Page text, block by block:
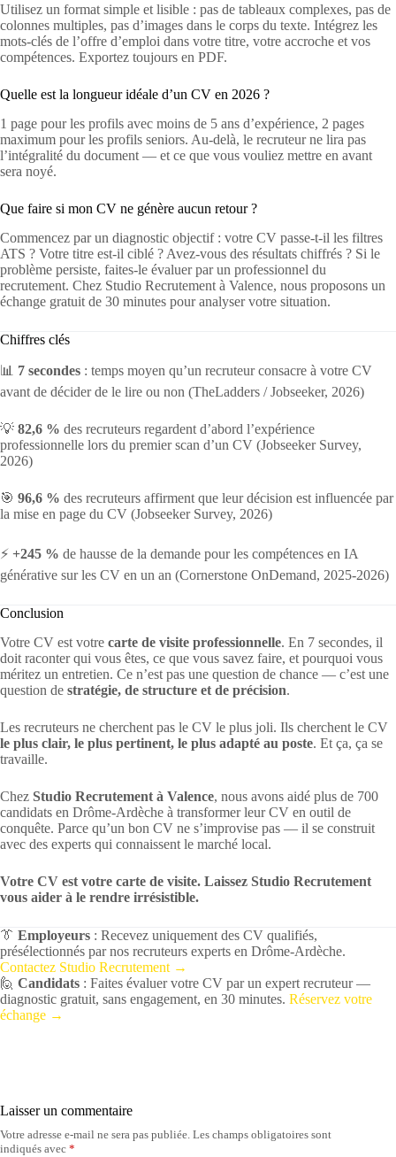
Utilisez un format simple et lisible : pas de tableaux complexes, pas de
colonnes multiples, pas d’images dans le corps du texte. Intégrez les
mots-clés de l’offre d’emploi dans votre titre, votre accroche et vos
compétences. Exportez toujours en PDF.
Quelle est la longueur idéale d’un CV en 2026 ?
1 page pour les profils avec moins de 5 ans d’expérience, 2 pages
maximum pour les profils seniors. Au-delà, le recruteur ne lira pas
l’intégralité du document — et ce que vous vouliez mettre en avant
sera noyé.
Que faire si mon CV ne génère aucun retour ?
Commencez par un diagnostic objectif : votre CV passe-t-il les filtres
ATS ? Votre titre est-il ciblé ? Avez-vous des résultats chiffrés ? Si le
problème persiste, faites-le évaluer par un professionnel du
recrutement. Chez Studio Recrutement à Valence, nous proposons un
échange gratuit de 30 minutes pour analyser votre situation.
Chiffres clés
📊 7 secondes : temps moyen qu’un recruteur consacre à votre CV
avant de décider de le lire ou non (TheLadders / Jobseeker, 2026)
💡 82,6 % des recruteurs regardent d’abord l’expérience
professionnelle lors du premier scan d’un CV (Jobseeker Survey,
2026)
🎯 96,6 % des recruteurs affirment que leur décision est influencée par
la mise en page du CV (Jobseeker Survey, 2026)
⚡ +245 % de hausse de la demande pour les compétences en IA
générative sur les CV en un an (Cornerstone OnDemand, 2025-2026)
Conclusion
Votre CV est votre carte de visite professionnelle. En 7 secondes, il
doit raconter qui vous êtes, ce que vous savez faire, et pourquoi vous
méritez un entretien. Ce n’est pas une question de chance — c’est une
question de stratégie, de structure et de précision.
Les recruteurs ne cherchent pas le CV le plus joli. Ils cherchent le CV
le plus clair, le plus pertinent, le plus adapté au poste. Et ça, ça se
travaille.
Chez Studio Recrutement à Valence, nous avons aidé plus de 700
candidats en Drôme-Ardèche à transformer leur CV en outil de
conquête. Parce qu’un bon CV ne s’improvise pas — il se construit
avec des experts qui connaissent le marché local.
Votre CV est votre carte de visite. Laissez Studio Recrutement
vous aider à le rendre irrésistible.
👔 Employeurs : Recevez uniquement des CV qualifiés,
présélectionnés par nos recruteurs experts en Drôme-Ardèche.
Contactez Studio Recrutement →
🙋 Candidats : Faites évaluer votre CV par un expert recruteur —
diagnostic gratuit, sans engagement, en 30 minutes. Réservez votre
échange →
Laisser un commentaire
Votre adresse e-mail ne sera pas publiée. Les champs obligatoires sont
indiqués avec *